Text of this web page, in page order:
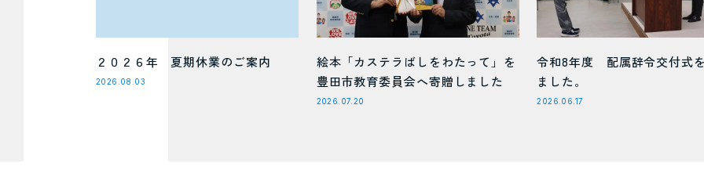
２０２６年 夏期休業のご案内
2026.08.03
絵本「カステラばしをわたって」を
豊田市教育委員会へ寄贈しました
2026.07.20
令和8年度 配属辞令交付式
ました。
2026.06.17